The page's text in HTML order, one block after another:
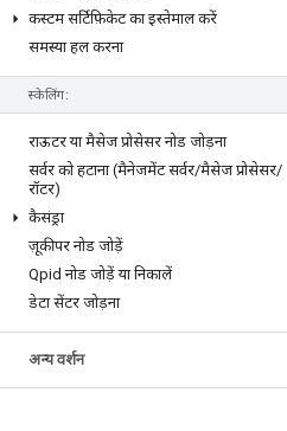
कस्टम सर्टिफ़िकेट का इस्तेमाल करें
समस्या हल करना
स्केलिंग:
राऊटर या मैसेज प्रोसेसर नोड जोड़ना
सर्वर को हटाना (मैनेजमेंट सर्वर/मैसेज प्रोसेसर/
रॉटर)
कैसंड्रा
ज़ूकीपर नोड जोड़ें
Qpid नोड जोड़ें या निकालें
डेटा सेंटर जोड़ना
अन्य वर्शन